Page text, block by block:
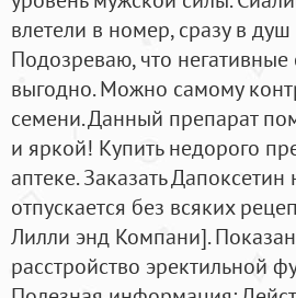
влетели в номер, сразу в
Подозреваю, что негативные
выгодно. Можно самому
семени. Данный препарат
и яркой! Купить недорого
аптеке. Заказать
отпускается без всяких
Лилли энд Компани].
расстройство эректильной